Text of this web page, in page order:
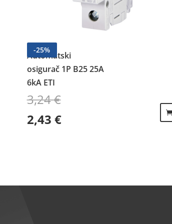
-25%
Automatski
osigurač 1P B25 25A
6kA ETI
3,24€
Izvorna cijena bila je: 3,24 €.
2,43 €Trenutna cijena je: 2,43 €.